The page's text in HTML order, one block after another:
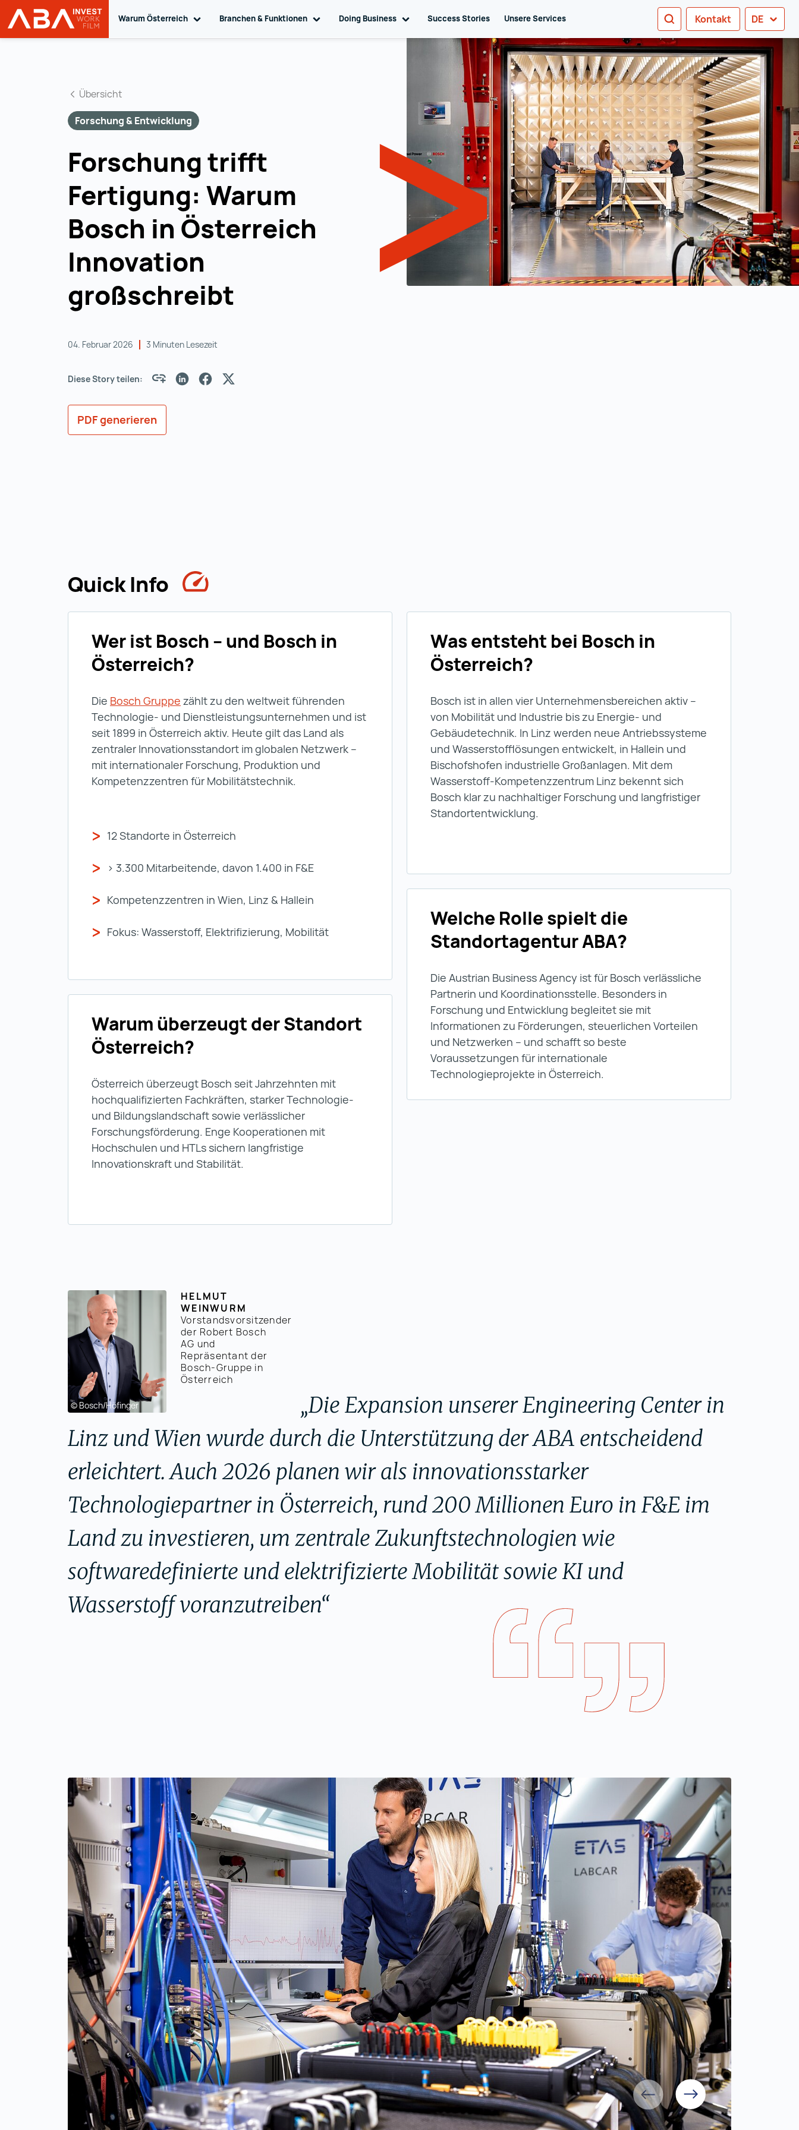
Startseite | INVEST in AUSTRIA
Warum Österreich Toggle sub navigation
Branchen & Funktionen Toggle sub navigation
Doing Business Toggle sub navigation
Success Stories Unsere Services SUCHEN
Kontakt DE
Übersicht
Forschung & Entwicklung
Forschung trifft
Fertigung: Warum
Bosch in Österreich
Innovation
großschreibt
04. Februar 2026 3 Minuten Lesezeit
Diese Story teilen:
PDF generieren
Quick Info
Wer ist Bosch – und Bosch in
Österreich?
Die Bosch Gruppe zählt zu den weltweit führenden
Technologie- und Dienstleistungsunternehmen und ist
seit 1899 in Österreich aktiv. Heute gilt das Land als
zentraler Innovationsstandort im globalen Netzwerk –
mit internationaler Forschung, Produktion und
Kompetenzzentren für Mobilitätstechnik.
12 Standorte in Österreich
> 3.300 Mitarbeitende, davon 1.400 in F&E
Kompetenzzentren in Wien, Linz & Hallein
Fokus: Wasserstoff, Elektrifizierung, Mobilität
Warum überzeugt der Standort
Österreich?
Österreich überzeugt Bosch seit Jahrzehnten mit
hochqualifizierten Fachkräften, starker Technologie-
und Bildungslandschaft sowie verlässlicher
Forschungsförderung. Enge Kooperationen mit
Hochschulen und HTLs sichern langfristige
Innovationskraft und Stabilität.
Was entsteht bei Bosch in
Österreich?
Bosch ist in allen vier Unternehmensbereichen aktiv –
von Mobilität und Industrie bis zu Energie- und
Gebäudetechnik. In Linz werden neue Antriebssysteme
und Wasserstofflösungen entwickelt, in Hallein und
Bischofshofen industrielle Großanlagen. Mit dem
Wasserstoff-Kompetenzzentrum Linz bekennt sich
Bosch klar zu nachhaltiger Forschung und langfristiger
Standortentwicklung.
Welche Rolle spielt die
Standortagentur ABA?
Die Austrian Business Agency ist für Bosch verlässliche
Partnerin und Koordinationsstelle. Besonders in
Forschung und Entwicklung begleitet sie mit
Informationen zu Förderungen, steuerlichen Vorteilen
und Netzwerken – und schafft so beste
Voraussetzungen für internationale
Technologieprojekte in Österreich.
© Bosch/Höfinger
HELMUT
WEINWURM
Vorstandsvorsitzender
der Robert Bosch
AG und
Repräsentant der
Bosch-Gruppe in
Österreich
„Die Expansion unserer Engineering Center in
Linz und Wien wurde durch die Unterstützung der ABA entscheidend
erleichtert. Auch 2026 planen wir als innovationsstarker
Technologiepartner in Österreich, rund 200 Millionen Euro in F&E im
Land zu investieren, um zentrale Zukunftstechnologien wie
softwaredefinierte und elektrifizierte Mobilität sowie KI und
Wasserstoff voranzutreiben“
Vorher Nächste